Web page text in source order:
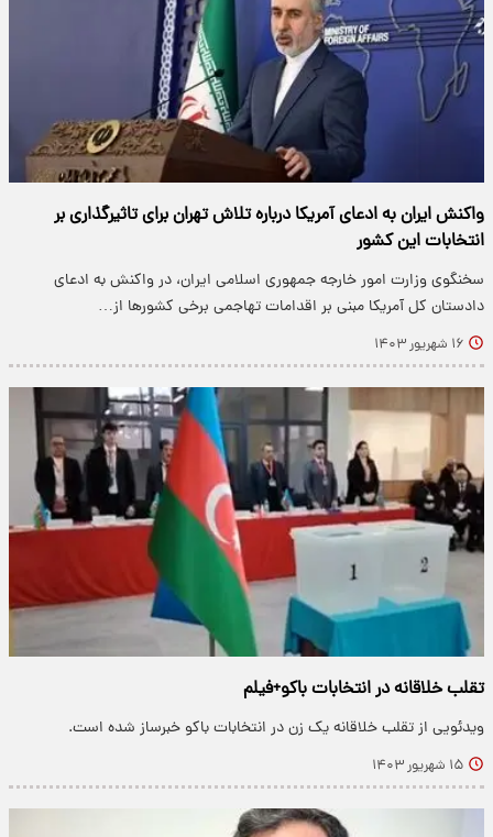
واکنش ایران به ادعای آمریکا درباره تلاش تهران برای تاثیرگذاری بر
انتخابات این کشور
سخنگوی وزارت امور خارجه جمهوری اسلامی ایران، در واکنش به ادعای
دادستان کل آمریکا مبنی بر اقدامات تهاجمی برخی کشورها از…
۱۶ شهریور ۱۴۰۳
تقلب خلاقانه در انتخابات باکو+فیلم
ویدئویی از تقلب خلاقانه یک زن در انتخابات باکو خبرساز شده است.
۱۵ شهریور ۱۴۰۳